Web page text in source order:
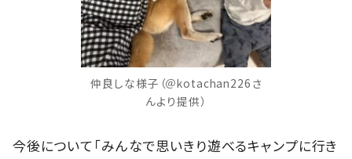
仲良しな様子（＠kotachan226さ
んより提供）
今後について「みんなで思いきり遊べるキャンプに行き